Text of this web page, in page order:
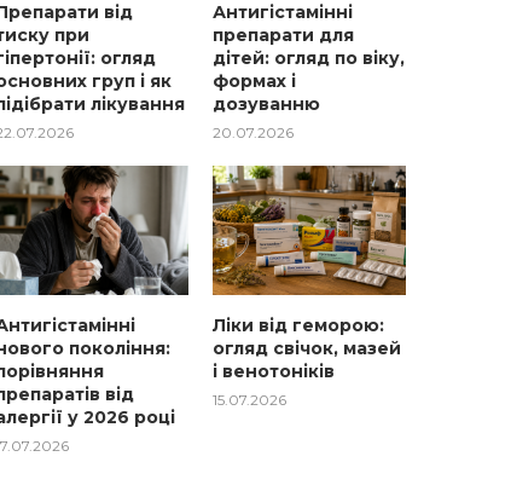
від
при
огляд
груп і як
лікування
Антигістамінні
препарати для
дітей: огляд по віку,
формах і
дозуванню
20.07.2026
покоління:
від
у 2026 році
Ліки від геморою:
огляд свічок, мазей
і венотоніків
15.07.2026